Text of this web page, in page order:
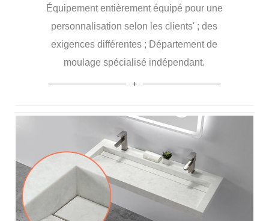
Équipement entièrement équipé pour une
personnalisation selon les clients' ; des
exigences différentes ; Département de
moulage spécialisé indépendant.